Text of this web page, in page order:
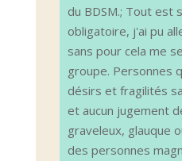
du BDSM.; Tout est
obligatoire, j'ai pu
sans pour cela me
groupe. Personnes
désirs et fragilités
et aucun jugement
graveleux, glauque
des personnes